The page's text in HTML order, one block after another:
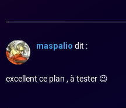
maspalio dit :
excellent ce plan , à tester 😉